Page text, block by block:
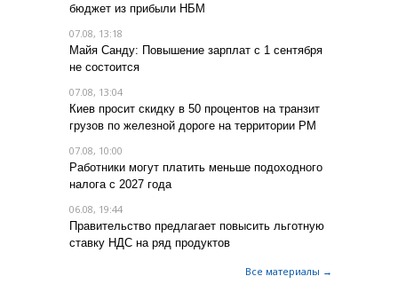
бюджет из прибыли НБМ
07.08, 13:18
Майя Санду: Повышение зарплат с 1 сентября
не состоится
07.08, 13:04
Киев просит скидку в 50 процентов на транзит
грузов по железной дороге на территории РМ
07.08, 10:00
Работники могут платить меньше подоходного
налога с 2027 года
06.08, 19:44
Правительство предлагает повысить льготную
ставку НДС на ряд продуктов
Все материалы →